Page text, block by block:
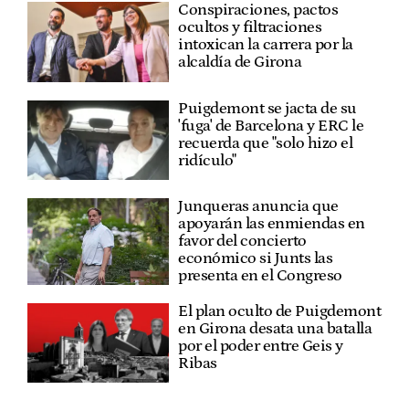
Conspiraciones, pactos
ocultos y filtraciones
intoxican la carrera por la
alcaldía de Girona
Puigdemont se jacta de su
'fuga' de Barcelona y ERC le
recuerda que "solo hizo el
ridículo"
Junqueras anuncia que
apoyarán las enmiendas en
favor del concierto
económico si Junts las
presenta en el Congreso
El plan oculto de Puigdemont
en Girona desata una batalla
por el poder entre Geis y
Ribas